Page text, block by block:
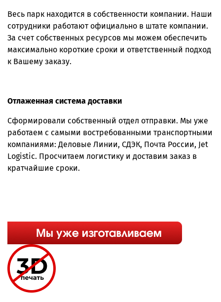
Весь парк находится в собственности компании. Наши
сотрудники работают официально в штате компании.
За счет собственных ресурсов мы можем обеспечить
максимально короткие сроки и ответственный подход
к Вашему заказу.
Отлаженная система доставки
Сформировали собственный отдел отправки. Мы уже
работаем с самыми востребованными транспортными
компаниями: Деловые Линии, СДЭК, Почта России, Jet
Logistic. Просчитаем логистику и доставим заказ в
кратчайшие сроки.